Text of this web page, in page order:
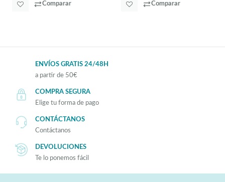
Comparar Comparar
ENVÍOS GRATIS 24/48H
a partir de 50€
COMPRA SEGURA
Elige tu forma de pago
CONTÁCTANOS
Contáctanos
DEVOLUCIONES
Te lo ponemos fácil